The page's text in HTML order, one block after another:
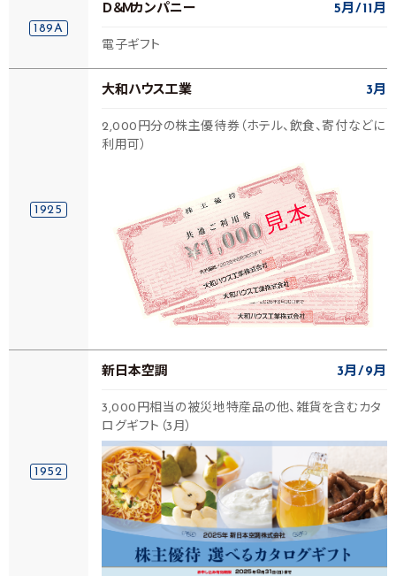
189A
Ｄ＆Ｍカンパニー 5月 11月
電子ギフト
1925
大和ハウス工業 3月
2,000円分の株主優待券（ホテル、飲食、寄付などに
利用可）
1952
新日本空調 3月 9月
3,000円相当の被災地特産品の他、雑貨を含むカタ
ログギフト（3月）